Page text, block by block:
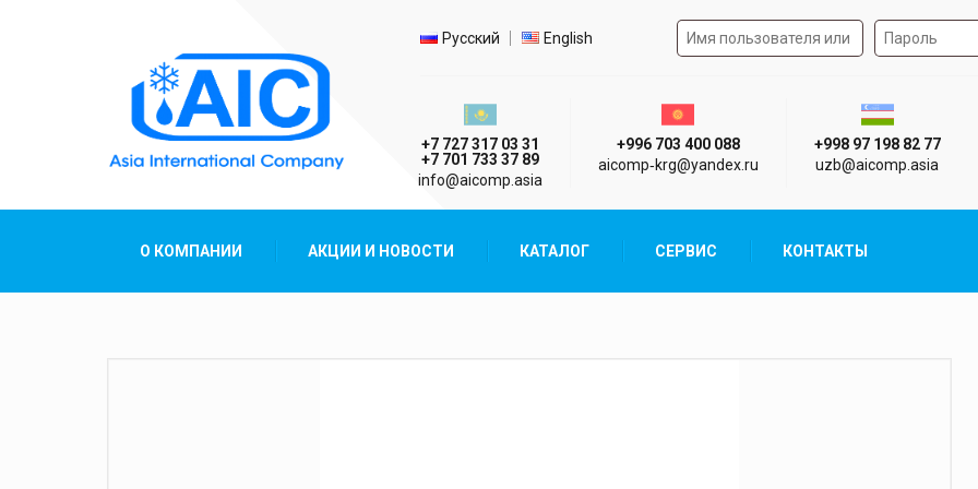
Выбор языка
Русский English Форма авторизации на
Казахстан г. Алматы
+7 727 317 03 31
+7 701 733 37 89
info@aicomp.asia
Киргизия г. Бишкек
+996 703 400 088
aicomp‑krg@yandex.ru
Узбекистан
+998 97 198 82 77
uzb@aicomp.asia
О КОМПАНИИ АКЦИИ И НОВОСТИ КАТАЛОГ СЕРВИС КОНТАКТЫ